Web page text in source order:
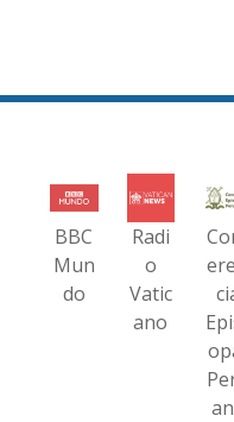
BBC
Mun
do
Radi
o
Vatic
ano